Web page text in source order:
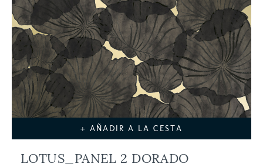
+ AÑADIR A LA CESTA
LOTUS_PANEL 2 DORADO